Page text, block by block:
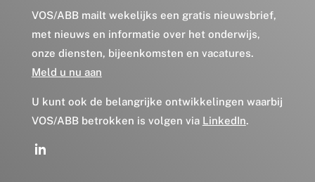
VOS/ABB mailt wekelijks een gratis nieuwsbrief,
met nieuws en informatie over het onderwijs,
onze diensten, bijeenkomsten en vacatures.
Meld u nu aan
U kunt ook de belangrijke ontwikkelingen waarbij
VOS/ABB betrokken is volgen via LinkedIn.